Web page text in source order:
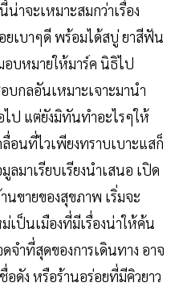
าจะเหมาะสมกว่าเรื่อง
ยเบาๆดี พร้อมได้สบู่ ยาสีฟัน
บหมายให้มาร์ค นิธิไป
บกลอันเหมาะเจาะมานำ
ป แต่ยังมิทันทำอะไรๆให้
อนที่ไวเพียงทราบเบาะแสก็
มาเรียบเรียงนำเสนอ เปิด
นขายของสุขภาพ เริ่มจะ
เป็นเมืองที่มีเรื่องน่าให้ค้น
จำที่สุดของการเดินทาง อาจ
อดัง หรือร้านอร่อยที่มีคิวยาว